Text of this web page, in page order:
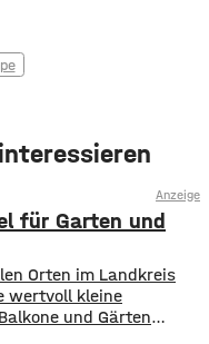
Anzeige
für Garten und
Orten im Landkreis
wertvoll kleine
und Gärten